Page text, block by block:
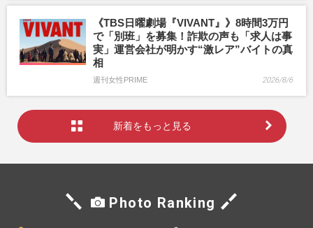
《TBS日曜劇場『VIVANT』》8時間3万円
で「別班」を募集！詐欺の声も「求人は事
実」運営会社が明かす“激レア”バイトの真
相
週刊女性PRIME 2026/8/6
新着をもっと見る
Photo Ranking